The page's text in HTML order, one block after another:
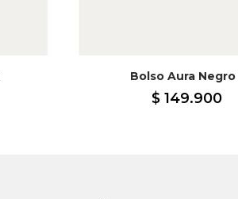
Bolso Aura Negro
$ 149.900